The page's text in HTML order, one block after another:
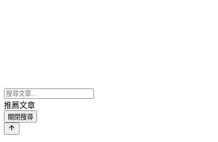
推薦文章
關閉搜尋